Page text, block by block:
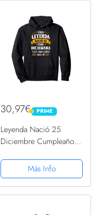
30,97€ PRIME
PRIME
Leyenda Nació 25
Diciembre Cumpleaños
Sudadera con Capucha
Más Info